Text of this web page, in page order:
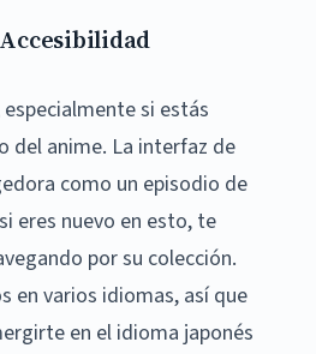
si estás
del anime. La interfaz de
como un episodio de
eres nuevo en esto, te
por su colección.
en varios idiomas, así que
en el idioma japonés